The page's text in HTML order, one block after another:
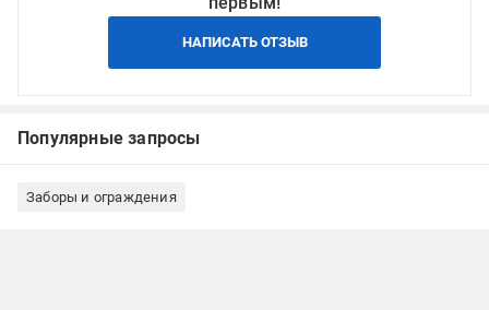
НАПИСАТЬ ОТЗЫВ
Популярные запросы
Заборы и ограждения